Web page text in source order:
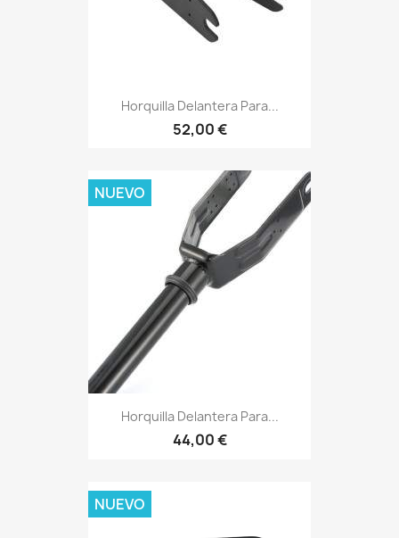
Horquilla Delantera Para...
52,00 €
Horquilla Delantera Para...
44,00 €
NUEVO
NUEVO